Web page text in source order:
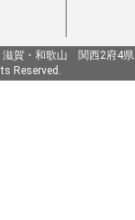
滋賀・和歌山 関西2府4県
Reserved.